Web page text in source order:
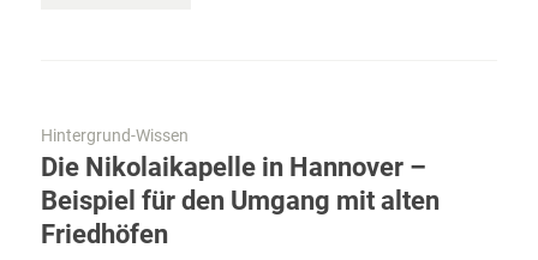
Hintergrund-Wissen
Die Nikolaikapelle in Hannover –
Beispiel für den Umgang mit alten
Friedhöfen